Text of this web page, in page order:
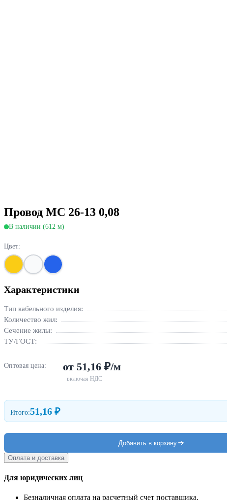
Провод МС 26-13 0,08
В наличии (612 м)
Цвет:
Характеристики
Тип кабельного изделия:
Количество жил:
Сечение жилы:
ТУ/ГОСТ:
Оптовая цена: от 51,16 ₽/м
включая НДС
Итого:51,16 ₽
Добавить в корзину
Оплата и доставка
Для юридических лиц
Безналичная оплата на расчетный счет поставщика.